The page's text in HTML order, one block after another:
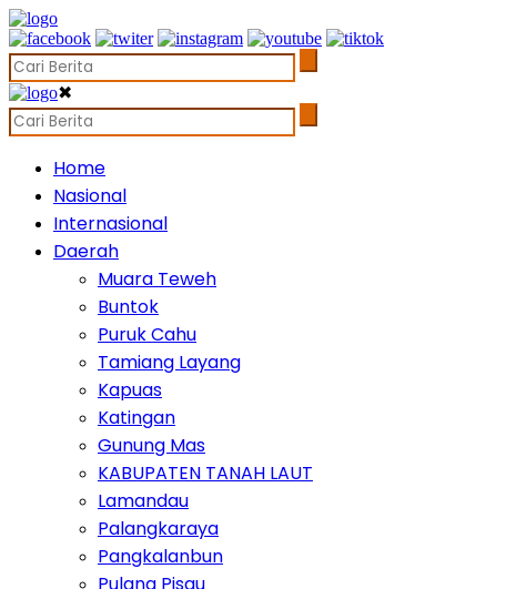
✖
Home
Nasional
Internasional
Daerah
Muara Teweh
Buntok
Puruk Cahu
Tamiang Layang
Kapuas
Katingan
Gunung Mas
KABUPATEN TANAH LAUT
Lamandau
Palangkaraya
Pangkalanbun